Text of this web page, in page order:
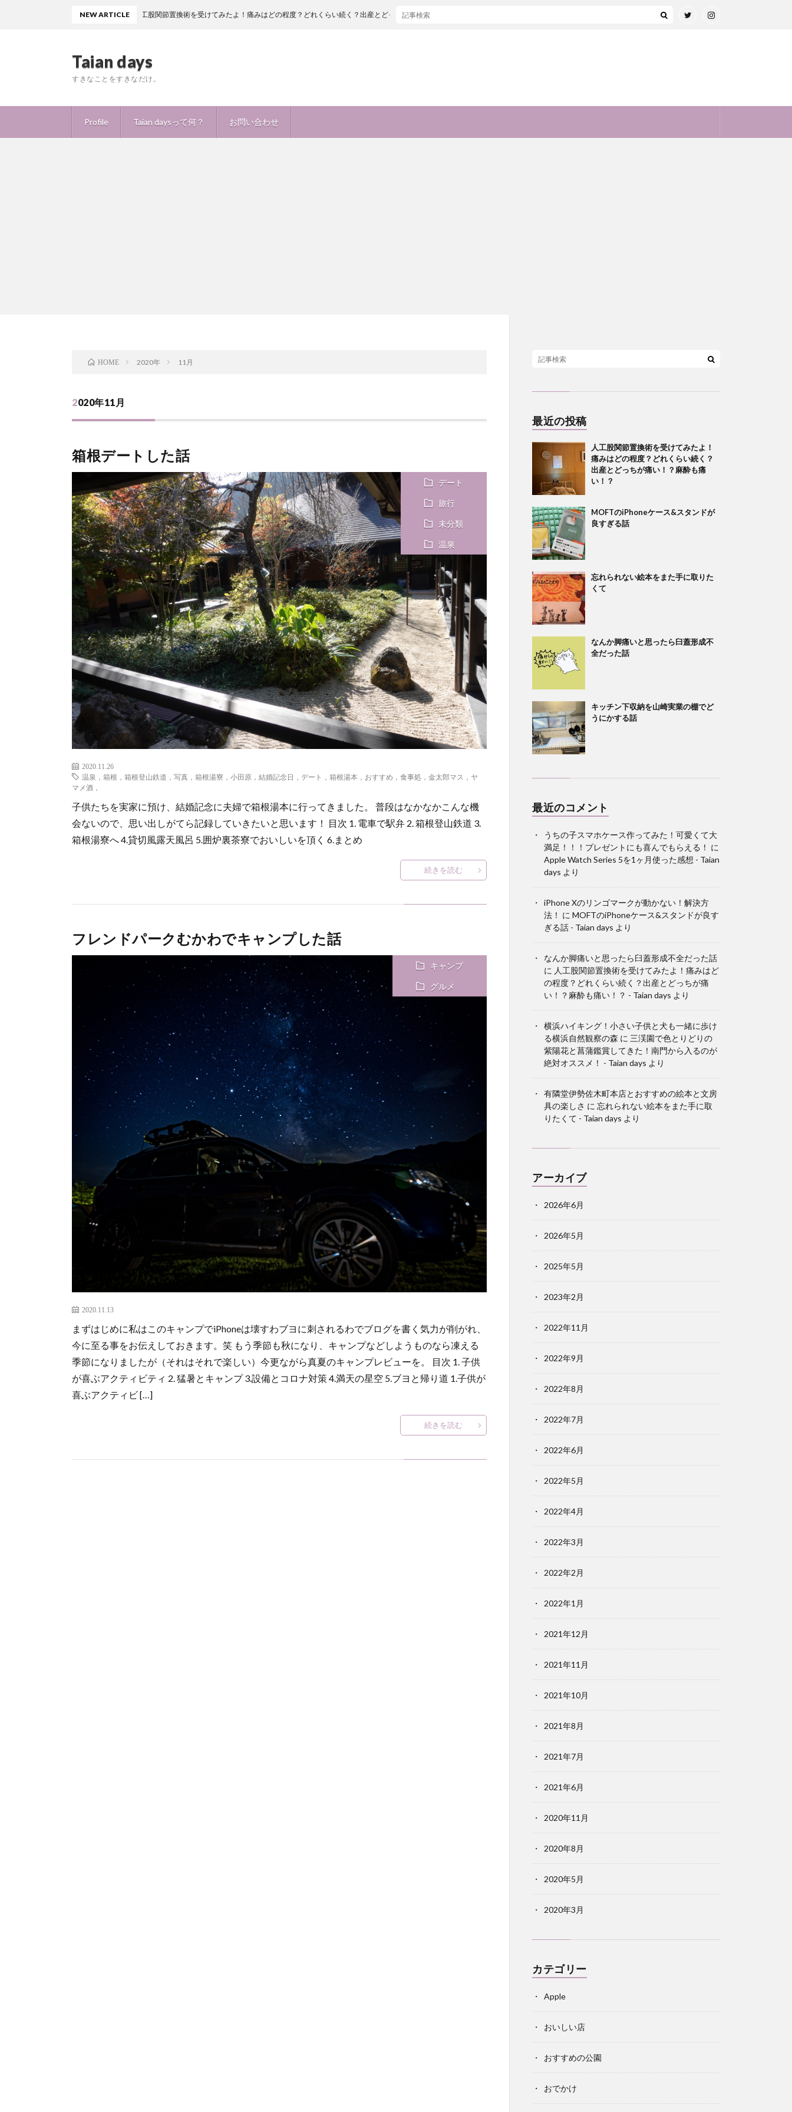
Taian days
すきなことをすきなだけ。
Profile Taian daysって何？ お問い合わせ
NEW ARTICLE
人工股関節置換術を受けてみたよ！痛みはどの程度？どれくらい続く？出産とどっちが痛い！？麻酔も痛い！？
HOME 2020年 11月
2020年11月
箱根デートした話
デート
旅行
未分類
温泉
2020.11.26
温泉，箱根，箱根登山鉄道，写真，箱根湯寮，小田原，結婚記念日，デート，箱根湯本，おすすめ，食事処，金太郎マス，ヤ
マメ酒，
子供たちを実家に預け、結婚記念に夫婦で箱根湯本に行ってきました。 普段はなかなかこんな機
会ないので、思い出しがてら記録していきたいと思います！ 目次 1. 電車で駅弁 2. 箱根登山鉄道 3.
箱根湯寮へ 4.貸切風露天風呂 5.囲炉裏茶寮でおいしいを頂く 6.まとめ
続きを読む
フレンドパークむかわでキャンプした話
キャンプ
グルメ
2020.11.13
まずはじめに私はこのキャンプでiPhoneは壊すわブヨに刺されるわでブログを書く気力が削がれ、
今に至る事をお伝えしておきます。笑 もう季節も秋になり、キャンプなどしようものなら凍える
季節になりましたが（それはそれで楽しい）今更ながら真夏のキャンプレビューを。 目次 1. 子供
が喜ぶアクティビティ 2. 猛暑とキャンプ 3.設備とコロナ対策 4.満天の星空 5.ブヨと帰り道 1.子供が
喜ぶアクティビ […]
続きを読む
最近の投稿
人工股関節置換術を受けてみたよ！
痛みはどの程度？どれくらい続く？
出産とどっちが痛い！？麻酔も痛
い！？
MOFTのiPhoneケース&スタンドが
良すぎる話
忘れられない絵本をまた手に取りた
くて
なんか脚痛いと思ったら臼蓋形成不
全だった話
キッチン下収納を山崎実業の棚でど
うにかする話
最近のコメント
うちの子スマホケース作ってみた！可愛くて大
満足！！！プレゼントにも喜んでもらえる！ に
Apple Watch Series 5を1ヶ月使った感想 - Taian
days より
iPhone Xのリンゴマークが動かない！解決方
法！ に MOFTのiPhoneケース&スタンドが良す
ぎる話 - Taian days より
なんか脚痛いと思ったら臼蓋形成不全だった話
に 人工股関節置換術を受けてみたよ！痛みはど
の程度？どれくらい続く？出産とどっちが痛
い！？麻酔も痛い！？ - Taian days より
横浜ハイキング！小さい子供と犬も一緒に歩け
る横浜自然観察の森 に 三渓園で色とりどりの
紫陽花と菖蒲鑑賞してきた！南門から入るのが
絶対オススメ！ - Taian days より
有隣堂伊勢佐木町本店とおすすめの絵本と文房
具の楽しさ に 忘れられない絵本をまた手に取
りたくて - Taian days より
アーカイブ
2026年6月
2026年5月
2025年5月
2023年2月
2022年11月
2022年9月
2022年8月
2022年7月
2022年6月
2022年5月
2022年4月
2022年3月
2022年2月
2022年1月
2021年12月
2021年11月
2021年10月
2021年8月
2021年7月
2021年6月
2020年11月
2020年8月
2020年5月
2020年3月
カテゴリー
Apple
おいしい店
おすすめの公園
おでかけ